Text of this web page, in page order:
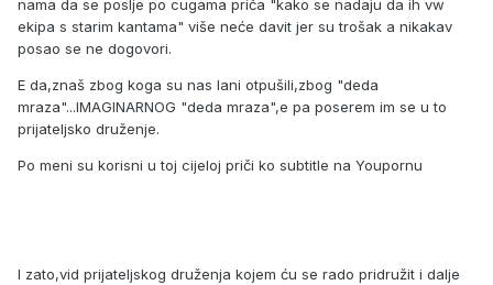
nama da se poslje po cugama priča "kako se nadaju da ih vw
ekipa s starim kantama" više neće davit jer su trošak a nikakav
posao se ne dogovori.
E da,znaš zbog koga su nas lani otpušili,zbog "deda
mraza"...IMAGINARNOG "deda mraza",e pa poserem im se u to
prijateljsko druženje.
Po meni su korisni u toj cijeloj priči ko subtitle na Youpornu
I zato,vid prijateljskog druženja kojem ću se rado pridružit i dalje